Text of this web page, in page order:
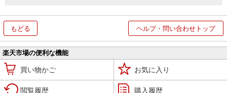
もどる ヘルプ・問い合わせトップ
楽天市場の便利な機能
買い物かご お気に入り
閲覧履歴 購入履歴